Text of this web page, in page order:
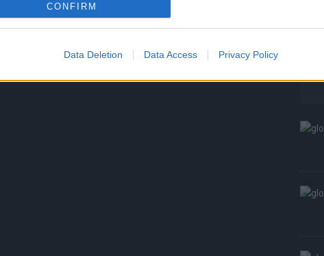
CONFIRM
Data Deletion Data Access Privacy Policy